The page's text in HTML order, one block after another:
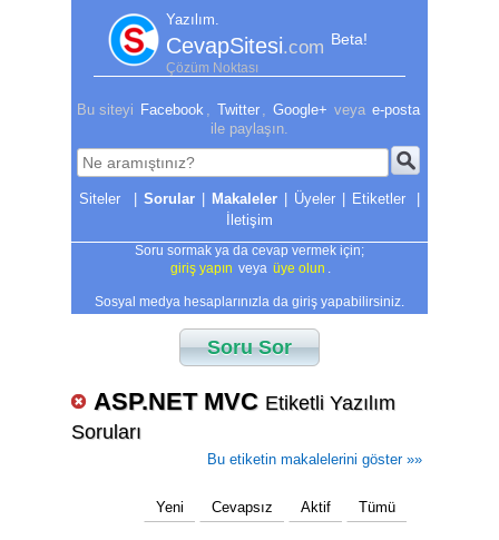
Yazılım.
CevapSitesi.com Beta!
Çözüm Noktası
Bu siteyi Facebook Twitter Google+ veya e-posta
ile paylaşın.
| Sorular | Makaleler | Üyeler | Etiketler
|
İletişim
Soru sormak ya da cevap vermek için;
giriş yapın veya üye olun
Sosyal medya hesaplarınızla da giriş yapabilirsiniz.
Soru Sor
ASP.NET MVC Etiketli Yazılım
Soruları
Bu etiketin makalelerini göster »»
Yeni Cevapsız Aktif Tümü